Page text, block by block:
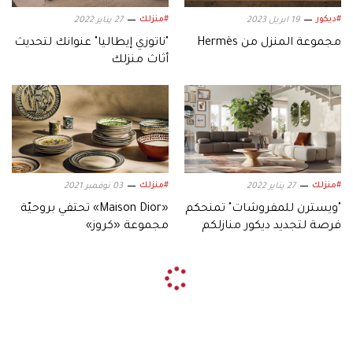
#ديكور 19 ابريل 2023
مجموعة المنزل من Hermès
#منزلك 27 يناير 2022
"ناتوزي إيطاليا" عنوانك لتحديث
أثاث منزلك
#منزلك 27 يناير 2022
"ويسترن للمفروشات" تمنحكم
فرصة لتجديد ديكور منازلكم
#منزلك 03 نوفمبر 2021
«Maison Dior» تحتفي بروحيّة
مجموعة «كروز»